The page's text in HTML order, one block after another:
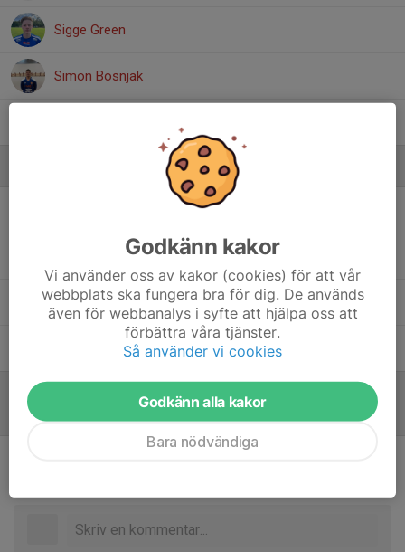
Sigge Green
Simon Bosnjak
Magnus KarlssonResurstränare
Patrik Fagberg Lagledare
Robert GreenAssisterande tränare
Referat
Godkänn kakor
Vi använder oss av kakor (cookies) för att vår
webbplats ska fungera bra för dig. De används
även för webbanalys i syfte att hjälpa oss att
förbättra våra tjänster.
Så använder vi cookies
Godkänn alla kakor
Bara nödvändiga